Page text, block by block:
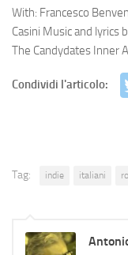
With: Francesco
Casini Music and lyrics
The Candydates Inner
Condividi l'articolo:
Tag: indie italiani